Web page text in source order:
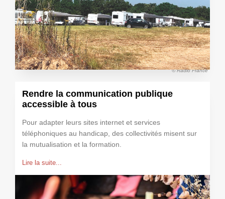
© Radio France
Rendre la communication publique
accessible à tous
Pour adapter leurs sites internet et services
téléphoniques au handicap, des collectivités misent sur
la mutualisation et la formation.
Lire la suite...